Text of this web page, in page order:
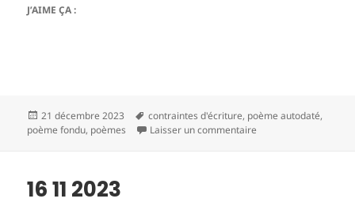
J’AIME ÇA :
Publié
le
21 décembre 2023
Mots-
clés
contraintes d'écriture, poème autodaté,
poème fondu, poèmes Laisser un commentaire
16 11 2023